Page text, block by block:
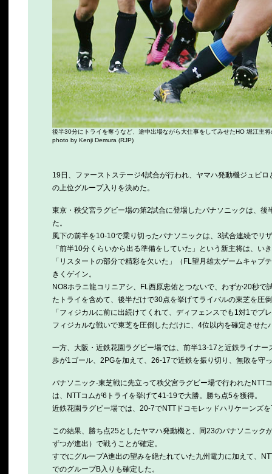
後半30分にトライを奪うなど、途中出場ながら大仕事をしてみせたHO 堀江主
photo by Kenji Demura (RJP)
19日、ファーストステージ4試合が行われ、ヤマハ発動機ジュビ
の上位グループ入りを決めた。
東京・秩父宮ラグビー場の第2試合に登場したパナソニックは、
た。
風下の前半を10-10で乗り切ったパナソニックは、3試合連続でリ
「前半10分くらいから出る準備をしていた」という新主将は、い
「リスタートの部分で精彩を欠いた」（FL望月雄太ゲームキャ
きくゲイン。
NO8ホラニ龍コリニアシ、FL西原忠佑とつないで、わずか20秒
たトライを含めて、後半だけで30点を挙げてライバルの東芝を圧
「フィジカルに前に出続けてくれて、ディフェンスでも1対1でプ
フィジカルな戦いで東芝を圧倒しただけに、4位以内を確定させ
一方、大阪・近鉄花園ラグビー場では、前半13-17と近鉄ライナ
歩が1ゴール、2PGを加えて、26-17で近鉄を振り切り、無敗を守
パナソニック-東芝戦に先立って秩父宮ラグビー場で行われたNTT
は、NTTコムが6トライを挙げて41-19で大勝。勝ち点5を獲得。
近鉄花園ラグビー場では、20-7でNTTドコモレッドハリケーンズ
この結果、勝ち点25としたヤマハ発動機と、同23のパナソニッ
ずつが進出）で戦うことが確定。
すでにグループA進出の望みを絶たれていた九州電力に加えて、
でのグループB入りも確定した。